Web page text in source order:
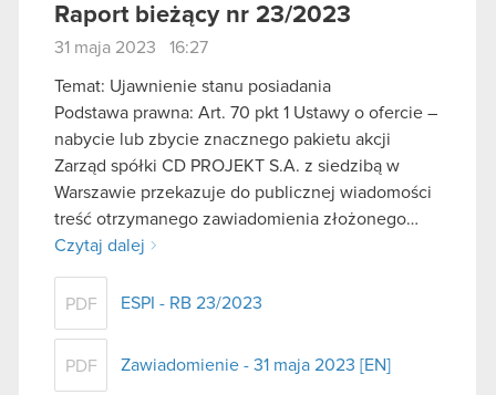
Raport bieżący nr 23/2023
31 maja 2023 16:27
Temat: Ujawnienie stanu posiadania
Podstawa prawna: Art. 70 pkt 1 Ustawy o ofercie –
nabycie lub zbycie znacznego pakietu akcji
Zarząd spółki CD PROJEKT S.A. z siedzibą w
Warszawie przekazuje do publicznej wiadomości
treść otrzymanego zawiadomienia złożonego…
Czytaj dalej
PDF ESPI - RB 23/2023
PDF Zawiadomienie - 31 maja 2023 [EN]